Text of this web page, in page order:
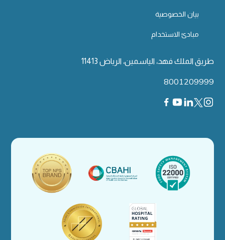
بيان الخصوصية
مبادئ الاستخدام
طريق الملك فهد، الياسمين، الرياض 11413
8001209999